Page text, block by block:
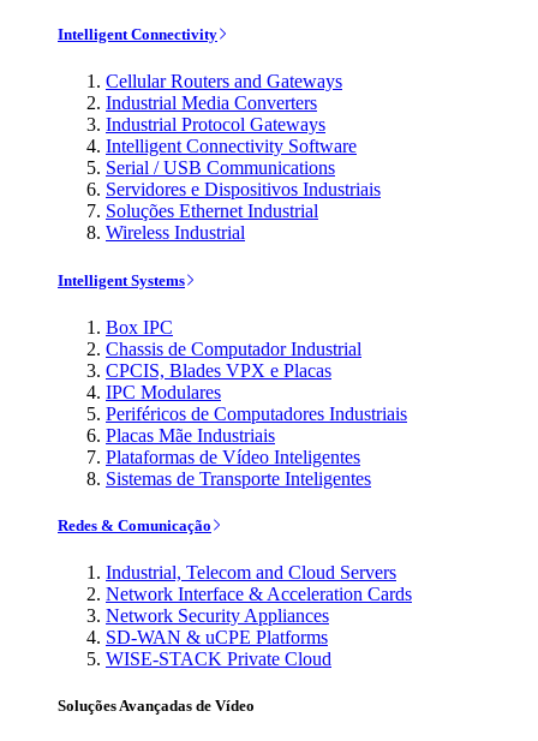
Intelligent Connectivity
Cellular Routers and Gateways
Industrial Media Converters
Industrial Protocol Gateways
Intelligent Connectivity Software
Serial / USB Communications
Servidores e Dispositivos Industriais
Soluções Ethernet Industrial
Wireless Industrial
Intelligent Systems
Box IPC
Chassis de Computador Industrial
CPCIS, Blades VPX e Placas
IPC Modulares
Periféricos de Computadores Industriais
Placas Mãe Industriais
Plataformas de Vídeo Inteligentes
Sistemas de Transporte Inteligentes
Redes & Comunicação
Industrial, Telecom and Cloud Servers
Network Interface & Acceleration Cards
Network Security Appliances
SD-WAN & uCPE Platforms
WISE-STACK Private Cloud
Soluções Avançadas de Vídeo